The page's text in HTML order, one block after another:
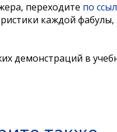
переходите по
каждой
демонстраций в